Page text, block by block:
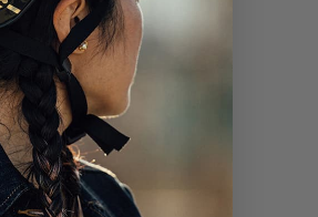
ABONNER